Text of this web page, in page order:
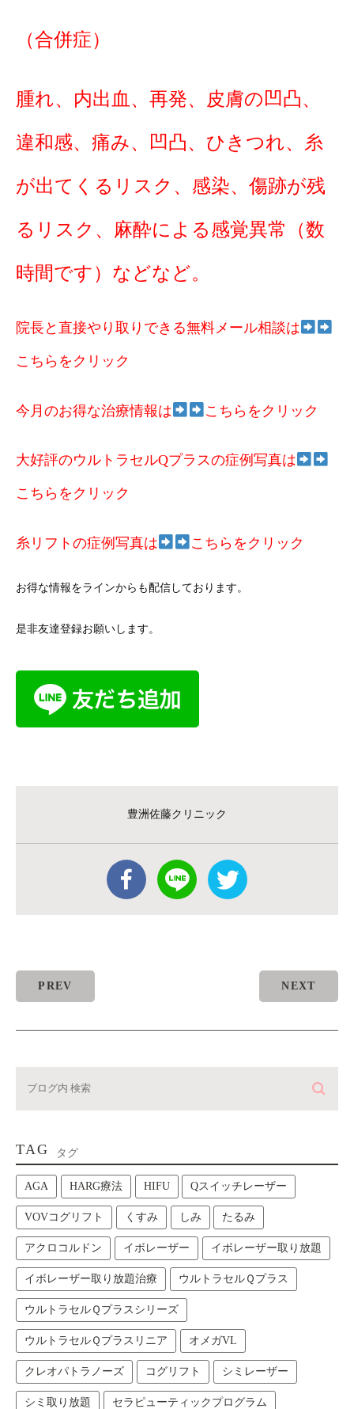
（合併症）
腫れ、内出血、再発、皮膚の凹凸、
違和感、痛み、凹凸、ひきつれ、糸
が出てくるリスク、感染、傷跡が残
るリスク、麻酔による感覚異常（数
時間です）などなど。
院長と直接やり取りできる無料メール相談は
こちらをクリック
今月のお得な治療情報は こちらをクリック
大好評のウルトラセルQプラスの症例写真は
こちらをクリック
糸リフトの症例写真は こちらをクリック
お得な情報をラインからも配信しております。
是非友達登録お願いします。
豊洲佐藤クリニック
PREV NEXT
TAG タグ
AGA HARG療法 HIFU Qスイッチレーザー
VOVコグリフト くすみ しみ たるみ
アクロコルドン イボレーザー イボレーザー取り放題
イボレーザー取り放題治療 ウルトラセルＱプラス
ウルトラセルＱプラスシリーズ
ウルトラセルＱプラスリニア オメガVL
クレオパトラノーズ コグリフト シミレーザー
シミ取り放題 セラピューティックプログラム